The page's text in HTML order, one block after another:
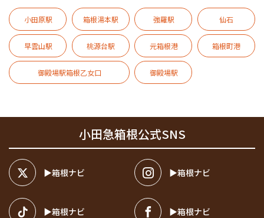
小田原駅 箱根湯本駅 強羅駅 仙石
早雲山駅 桃源台駅 元箱根港 箱根町港
御殿場駅箱根乙女口 御殿場駅
小田急箱根公式SNS
箱根ナビ 箱根ナビ
箱根ナビ 箱根ナビ